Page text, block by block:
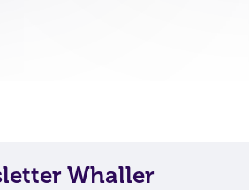
Whaller